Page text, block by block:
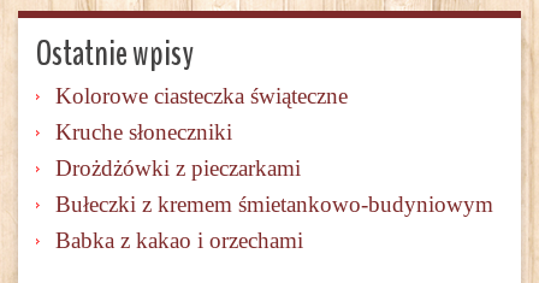
Ostatnie wpisy
Kolorowe ciasteczka świąteczne
Kruche słoneczniki
Drożdżówki z pieczarkami
Bułeczki z kremem śmietankowo-budyniowym
Babka z kakao i orzechami